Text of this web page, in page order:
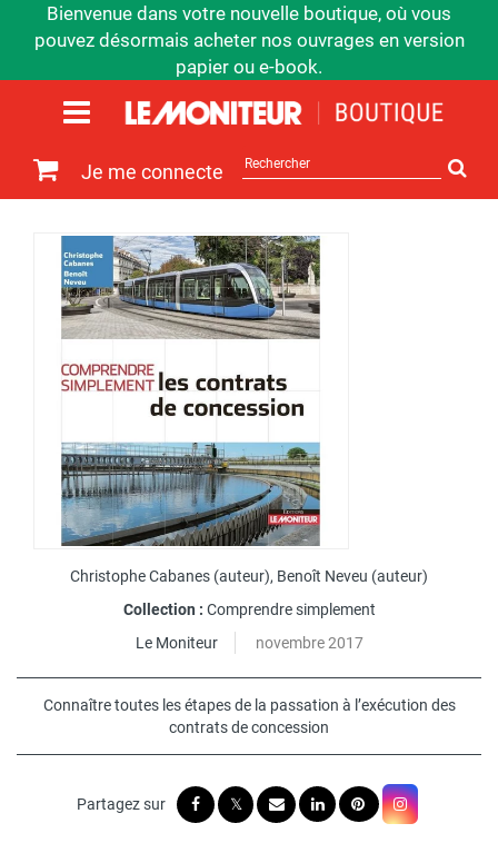
Bienvenue dans votre nouvelle boutique, où vous
pouvez désormais acheter nos ouvrages en version
papier ou e-book.
Je me connecte
sur
le
Christophe Cabanes (auteur), Benoît Neveu (auteur)
Collection : Comprendre simplement
Le Moniteur
novembre 2017
Connaître toutes les étapes de la passation à l’exécution des
contrats de concession